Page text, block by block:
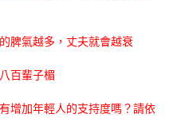
脾氣越多，丈夫就會越衰
百輩子楣
增加年輕人的支持度嗎？請依